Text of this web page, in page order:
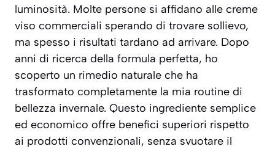
luminosità. Molte persone si affidano alle creme
viso commerciali sperando di trovare sollievo,
ma spesso i risultati tardano ad arrivare. Dopo
anni di ricerca della formula perfetta, ho
scoperto un rimedio naturale che ha
trasformato completamente la mia routine di
bellezza invernale. Questo ingrediente semplice
ed economico offre benefici superiori rispetto
ai prodotti convenzionali, senza svuotare il